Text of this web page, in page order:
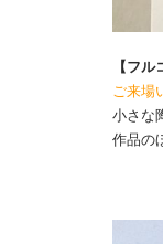
【フ
ご来場
小さな
作品の